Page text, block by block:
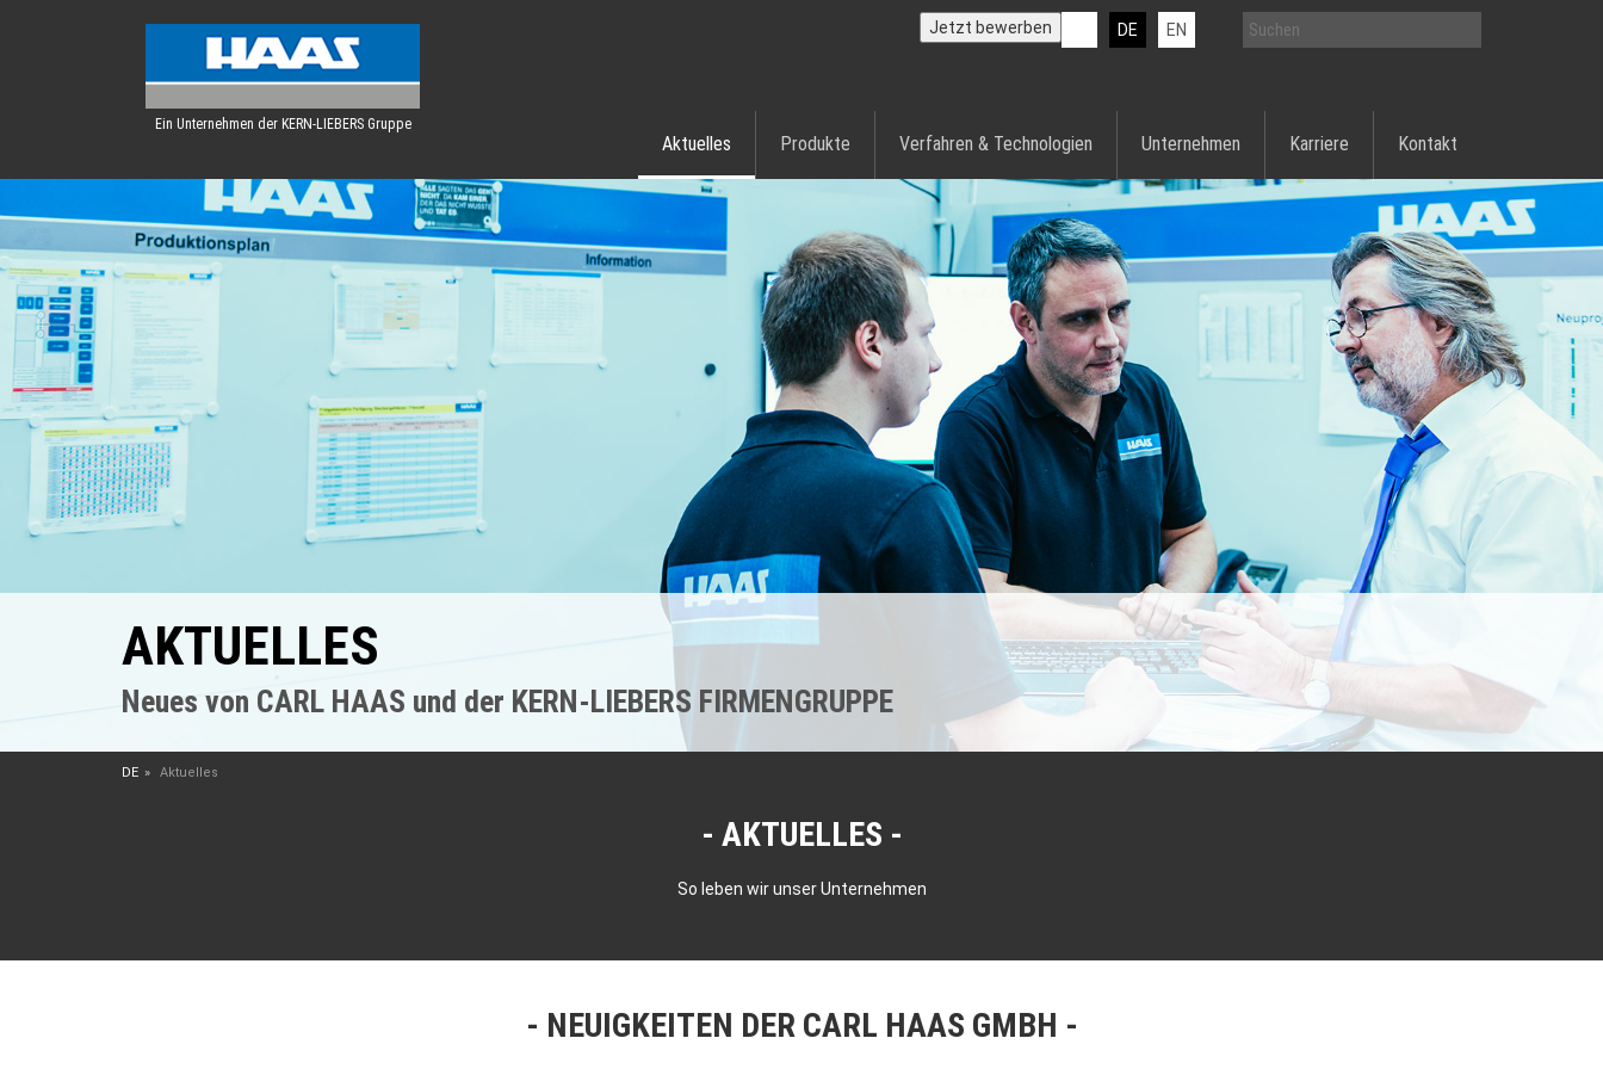
Ein Unternehmen der KERN-LIEBERS Gruppe
DE EN
Jetzt bewerben
Aktuelles Produkte Verfahren & Technologien Unternehmen Karriere Kontakt
AKTUELLES
Neues von CARL HAAS und der KERN-LIEBERS FIRMENGRUPPE
DE Aktuelles
AKTUELLES
So leben wir unser Unternehmen
NEUIGKEITEN DER CARL HAAS GMBH